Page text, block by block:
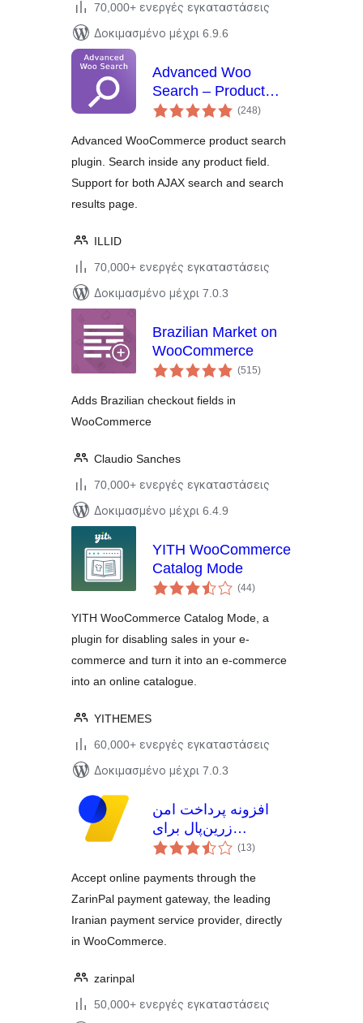
70,000+ ενεργές εγκαταστάσεις
Δοκιμασμένο μέχρι 6.9.6
Advanced Woo
Search – Product
Search for
(248αξιολογήσεις
σύνολο
)
Advanced WooCommerce product search
plugin. Search inside any product field.
Support for both AJAX search and search
results page.
ILLID
70,000+ ενεργές εγκαταστάσεις
Δοκιμασμένο μέχρι 7.0.3
Brazilian Market on
WooCommerce
(515αξιολογήσεις
σύνολο
)
Adds Brazilian checkout fields in
WooCommerce
Claudio Sanches
70,000+ ενεργές εγκαταστάσεις
Δοκιμασμένο μέχρι 6.4.9
YITH WooCommerce
Catalog Mode
(44αξιολογήσεις
σύνολο
)
YITH WooCommerce Catalog Mode, a
plugin for disabling sales in your e-
commerce and turn it into an e-commerce
into an online catalogue.
YITHEMES
60,000+ ενεργές εγκαταστάσεις
Δοκιμασμένο μέχρι 7.0.3
افزونه پرداخت امن
زرین‌پال برای
ووکامرس (ZarinPal
(13αξιολογήσεις
σύνολο
)
Accept online payments through the
ZarinPal payment gateway, the leading
Iranian payment service provider, directly
in WooCommerce.
zarinpal
50,000+ ενεργές εγκαταστάσεις